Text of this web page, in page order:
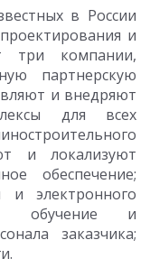
в России
и
три компании,
партнерскую
и внедряют
для всех
и локализуют
обеспечение;
и электронного
обучение и
заказчика;